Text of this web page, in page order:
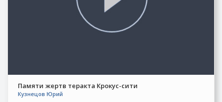
Памяти жертв теракта Крокус-сити
Кузнецов Юрий